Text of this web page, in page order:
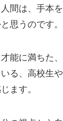
間は、手本
思うのです。
能に満ちた
る、高校生
ます。